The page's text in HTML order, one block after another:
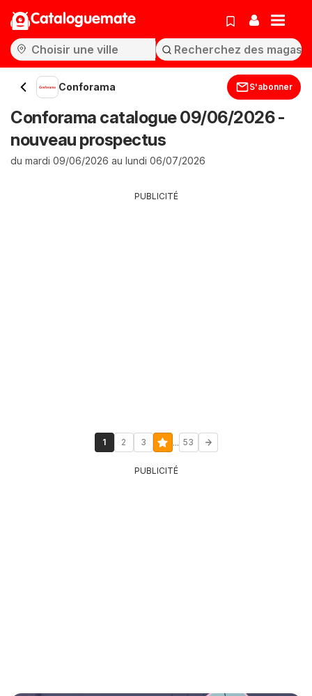
Cataloguemate
Conforama S'abonner
Conforama catalogue 09/06/2026 -
nouveau prospectus
du mardi 09/06/2026 au lundi 06/07/2026
PUBLICITÉ
1 2 3 ... 53
PUBLICITÉ